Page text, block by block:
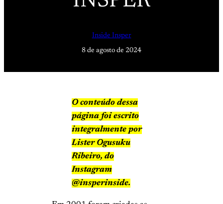
Inside Insper
8 de agosto de 2024
O conteúdo dessa
página foi escrito
integralmente por
Lister Ogusuku
Ribeiro, do
Instagram
@insperinside.